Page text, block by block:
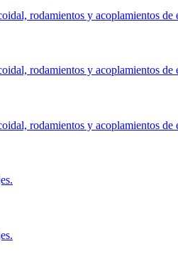
rodamientos y acoplamientos
rodamientos y acoplamientos
rodamientos y acoplamientos